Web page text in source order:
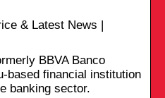
& Latest News |
BBVA Banco
based financial institution
banking sector.